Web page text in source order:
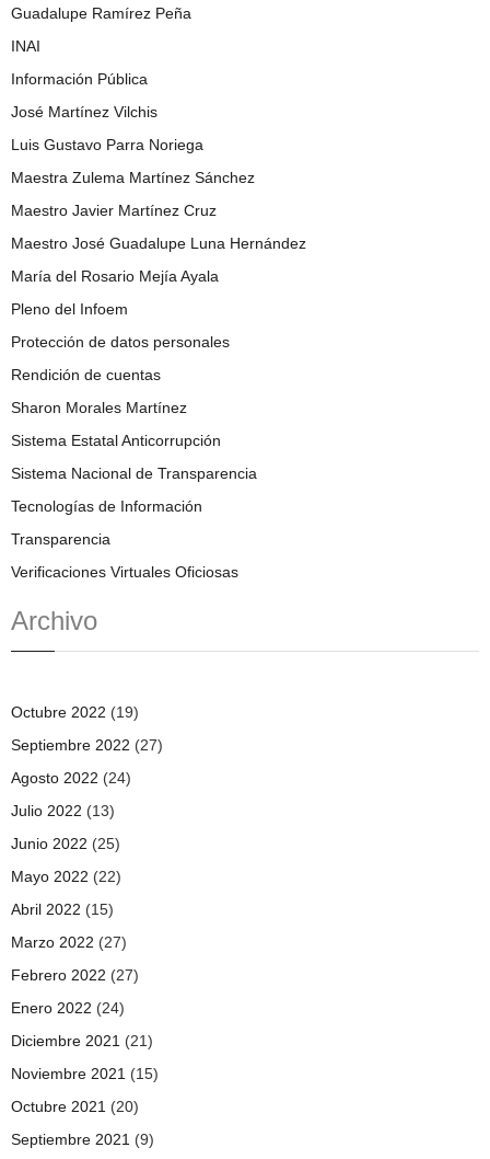
Guadalupe Ramírez Peña
INAI
Información Pública
José Martínez Vilchis
Luis Gustavo Parra Noriega
Maestra Zulema Martínez Sánchez
Maestro Javier Martínez Cruz
Maestro José Guadalupe Luna Hernández
María del Rosario Mejía Ayala
Pleno del Infoem
Protección de datos personales
Rendición de cuentas
Sharon Morales Martínez
Sistema Estatal Anticorrupción
Sistema Nacional de Transparencia
Tecnologías de Información
Transparencia
Verificaciones Virtuales Oficiosas
Archivo
Octubre 2022 (19)
Septiembre 2022 (27)
Agosto 2022 (24)
Julio 2022 (13)
Junio 2022 (25)
Mayo 2022 (22)
Abril 2022 (15)
Marzo 2022 (27)
Febrero 2022 (27)
Enero 2022 (24)
Diciembre 2021 (21)
Noviembre 2021 (15)
Octubre 2021 (20)
Septiembre 2021 (9)